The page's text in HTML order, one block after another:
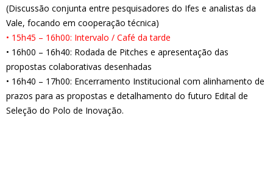
(Discussão conjunta entre pesquisadores do Ifes e analistas da
Vale, focando em cooperação técnica)
• 15h45 – 16h00: Intervalo / Café da tarde
• 16h00 – 16h40: Rodada de Pitches e apresentação das
propostas colaborativas desenhadas
• 16h40 – 17h00: Encerramento Institucional com alinhamento de
prazos para as propostas e detalhamento do futuro Edital de
Seleção do Polo de Inovação.